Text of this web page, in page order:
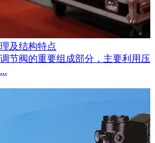
及结构特点
节阀的重要组成部分，主要利用压